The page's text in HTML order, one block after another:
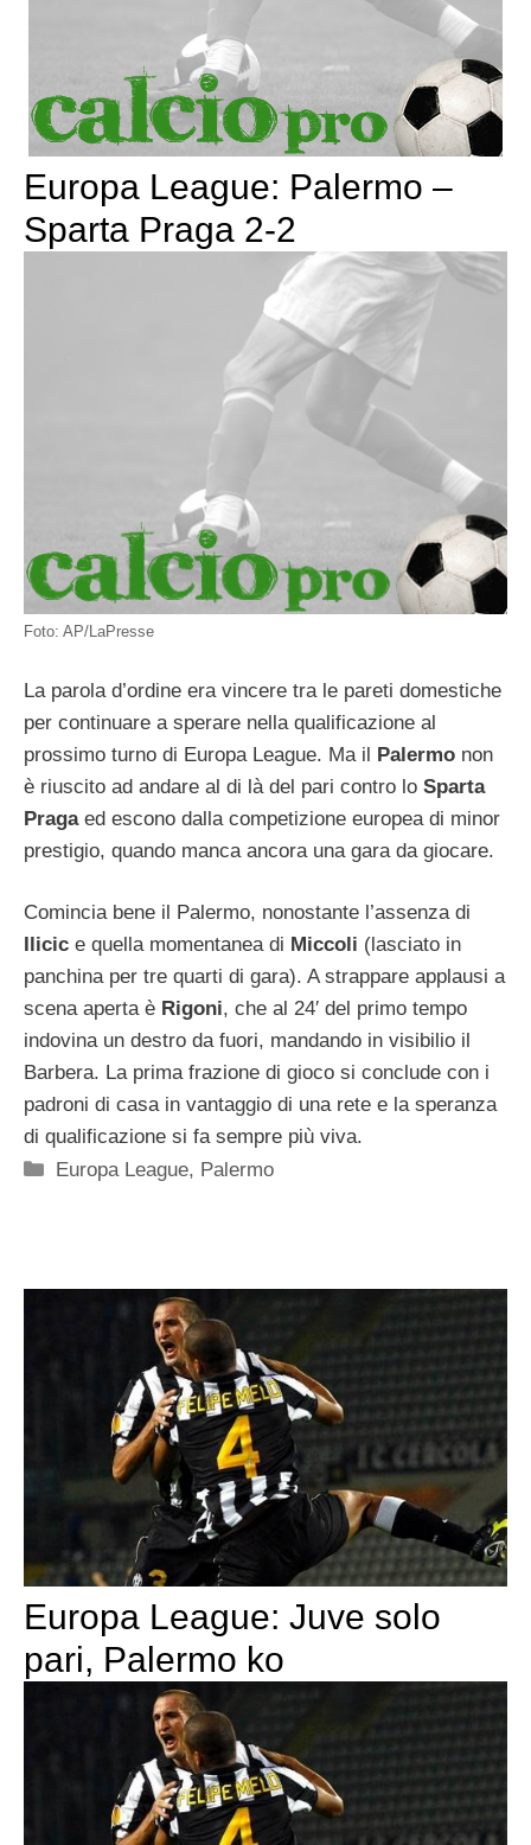
Europa League: Palermo –
Sparta Praga 2-2
Foto: AP/LaPresse
La parola d’ordine era vincere tra le pareti domestiche
per continuare a sperare nella qualificazione al
prossimo turno di Europa League. Ma il Palermo non
è riuscito ad andare al di là del pari contro lo Sparta
Pragaed escono dalla competizione europea di minor
prestigio, quando manca ancora una gara da giocare.
Comincia bene il Palermo, nonostante l’assenza di
Ilicic e quella momentanea di Miccoli (lasciato in
panchina per tre quarti di gara). A strappare applausi a
scena aperta è Rigoni, che al 24′ del primo tempo
indovina un destro da fuori, mandando in visibilio il
Barbera. La prima frazione di gioco si conclude con i
padroni di casa in vantaggio di una rete e la speranza
di qualificazione si fa sempre più viva.
Categorie
Europa League, Palermo
Europa League: Juve solo
pari, Palermo ko